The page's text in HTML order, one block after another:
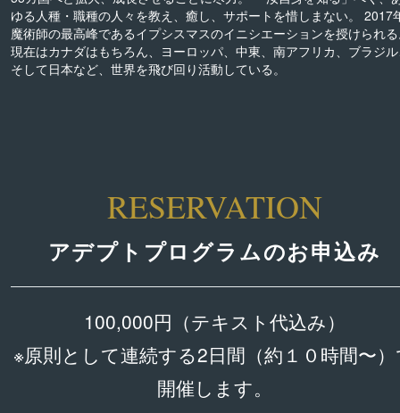
ゆる人種・職種の人々を教え、癒し、サポートを惜しまない。 2017
魔術師の最高峰であるイプシスマスのイニシエーションを授けられ
現在はカナダはもちろん、ヨーロッパ、中東、南アフリカ、ブラジ
そして日本など、世界を飛び回り活動している。
RESERVATION
アデプトプログラムのお申込み
100,000円（テキスト代込み）
※原則として連続する2日間（約１０時間〜
開催します。